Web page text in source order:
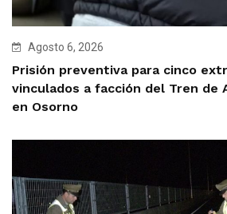
Agosto 6, 2026
Prisión preventiva para cinco
vinculados a facción del Tren de
en Osorno